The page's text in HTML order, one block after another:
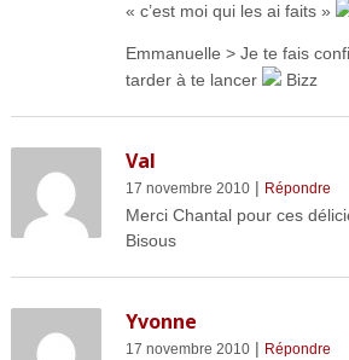
« c’est moi qui les ai faits »
Emmanuelle > Je te fais
tarder à te lancer
Bizz
Val
17 novembre 2010| Répondre
Merci Chantal pour ces
Bisous
Yvonne
17 novembre 2010| Répondre